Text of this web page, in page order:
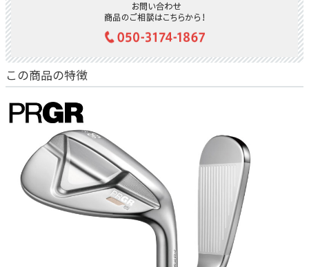
【ショート】8番・9番・PW すべて「36.5インチ」
【ウェッジ】48°・52°・57° すべて「35.5インチ」
番アイアン」と全く同じボール位置、全く同じアドレス、全く同じ
リズムで振ることができます。「長いから飛ばそう」と力む必要は
もうありません。
覚えるべきスイングと構えは3種類。 スイングの再現性が劇的に高
まり、コースでのプレッシャーが驚くほど軽減されます。
「やさしい」だけじゃない。所有感を満たす「本物の打感」
「やさしいアイアン＝見た目が野暮ったい」という時代は終わりま
した。 『PRGR 05』は、バッグに入っているだけで絵になるシャー
プなヘッド形状をしています。トップブレードは厚すぎず、ターゲ
ットに対してスクエアに構えやすい「いい顔」をしています。
そして特筆すべきは、**「S20C軟鉄鍛造」**ボディであること。 フ
ェースにボールが乗るような、吸い付くような柔らかい打感は、上
級者も納得のクオリティ。カシュッという心地よい打球音と共に放
たれるショットは、あなたのゴルフへのモチベーションを一段階引
カッコいい顔をしていますが、中身はPRGRの技術が詰まったやさし
い設計。高比重タングステンウェイトの配置により、**「超・低重
この商品の特徴